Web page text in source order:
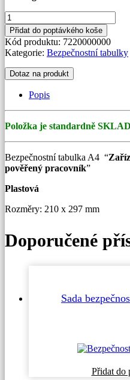
Tabulka
bezpečnostní
A4
"Zařízení
smí
obsluhovat
jen
pověřený
pracovník"
množství
Přidat do poptávkého koše
Kód produktu: 7220000000
Kategorie: Bezpečnostní tabulky
Dotaz na produkt
Popis
Položka je standardně
Bezpečnostní tabulka A4 “
pověřený pracovník”
Plastová
Rozměry: 210 x 297 mm
Doporučené
Sada
Přidat do